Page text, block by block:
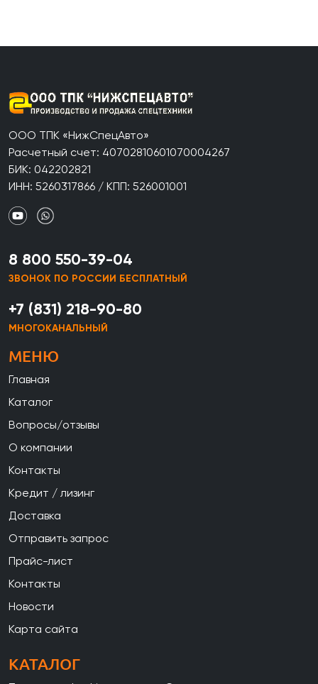
ООО ТПК «НижСпецАвто»
Расчетный счет: 40702810601070004267
БИК: 042202821
ИНН: 5260317866 / КПП: 526001001
8 800 550-39-04
ЗВОНОК ПО РОССИИ БЕСПЛАТНЫЙ
+7 (831) 218-90-80
МНОГОКАНАЛЬНЫЙ
МЕНЮ
Главная
Каталог
Вопросы/отзывы
О компании
Контакты
Кредит / лизинг
Доставка
Отправить запрос
Прайс-лист
Контакты
Новости
Карта сайта
КАТАЛОГ